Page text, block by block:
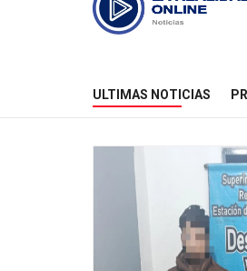
ULTIMAS NOTICIAS